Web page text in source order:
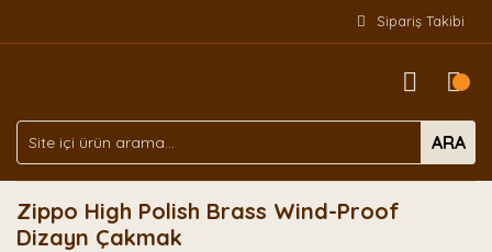
Sipariş Takibi
ARA
Zippo High Polish Brass Wind-Proof
Dizayn Çakmak